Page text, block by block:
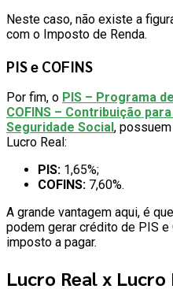
Neste caso, não existe a
com o Imposto de Renda.
PIS e COFINS
Por fim, o PIS – Programa
COFINS – Contribuição
Seguridade Social ,
Lucro Real:
PIS: 1,65%;
COFINS: 7,60%.
A grande vantagem aqui, é
podem gerar crédito de PIS e
imposto a pagar.
Lucro Real x Lucro